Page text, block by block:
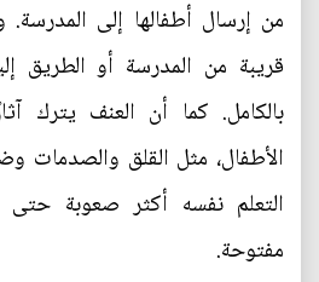
من إرسال أطفالها إلى
قريبة من المدرسة أو الطريق
بالكامل. كما أن العنف يترك
الأطفال، مثل القلق والصدمات
التعلم نفسه أكثر صعوبة
مفتوحة.